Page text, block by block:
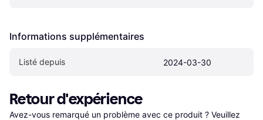
Informations supplémentaires
Listé depuis 2024-03-30
Retour d'expérience
Avez-vous remarqué un problème avec ce produit ? Veuillez